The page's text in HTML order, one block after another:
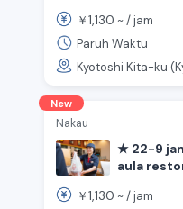
￥1,130 ~ /jam
Paruh Waktu
Kyotoshi Kita-ku
New
Nakau
★ 22-9
aula
Stasiun
￥1,130 ~ /jam